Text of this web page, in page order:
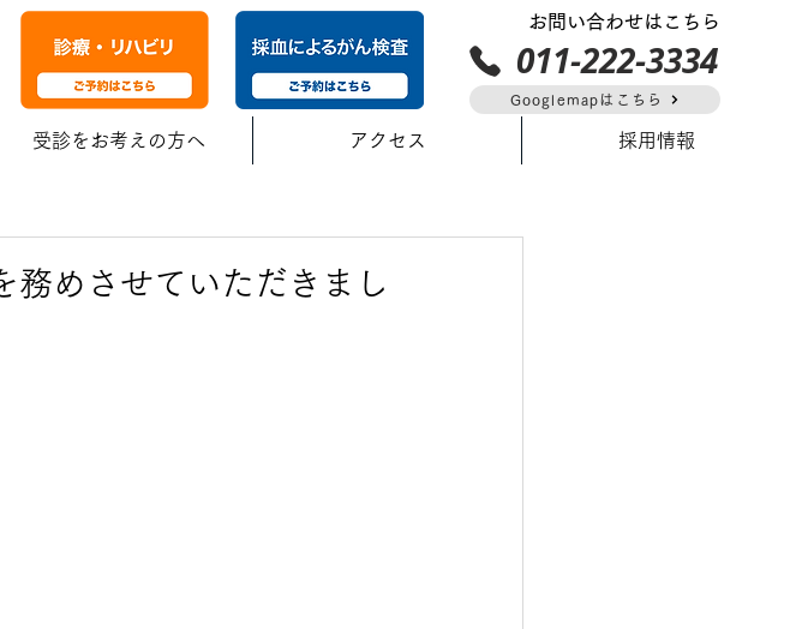
お問い合わせはこちら
011-222-3334
Googlemapはこちら
受診をお考えの方へ アクセス 採用情報
務めさせていただきまし